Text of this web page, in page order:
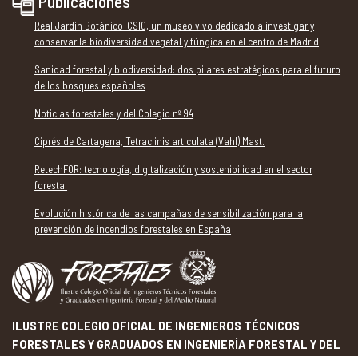
Real Jardín Botánico-CSIC, un museo vivo dedicado a investigar y
conservar la biodiversidad vegetal y fúngica en el centro de Madrid
Sanidad forestal y biodiversidad: dos pilares estratégicos para el futuro
de los bosques españoles
Noticias forestales y del Colegio nº 94
Ciprés de Cartagena, Tetraclinis articulata (Vahl) Mast.
RetechFOR: tecnología, digitalización y sostenibilidad en el sector
forestal
Evolución histórica de las campañas de sensibilización para la
prevención de incendios forestales en España
ILUSTRE COLEGIO OFICIAL DE INGENIEROS TÉCNICOS
FORESTALES Y GRADUADOS EN INGENIERÍA FORESTAL Y DEL